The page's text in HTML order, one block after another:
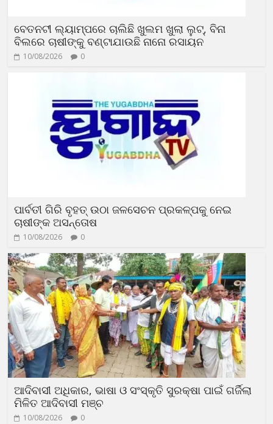
ବେତନଟୀ ଲ୍ୟାମ୍ପରେ ଚାଲିଛି ଖୁଲମ ଖୁଲା ଲୁଟ୍, ବିନା
ବିଲରେ ଚାଷୀଙ୍କୁ ବଣ୍ଟାଯାଉଛି ନାନୋ ରସାୟନ
10/08/2026 0
ପାର୍ବତୀ ଗିରି ବୃହତ୍ ଉଠା ଜଳସେଚନ ପ୍ରକଳ୍ପକୁ ନେଇ
ଚାଷୀଙ୍କ ଅସନ୍ତୋଷ
10/08/2026 0
ଆଦିବାସୀ ଅଧିକାର, ଭାଷା ଓ ସଂସ୍କୃତି ସୁରକ୍ଷା ପାଇଁ ଗର୍ଜିଲା
ମିଳିତ ଆଦିବାସୀ ମଞ୍ଚ
10/08/2026 0